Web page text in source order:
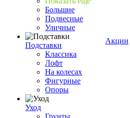
Большие
Подвесные
Уличные
Подставки
Классика
Лофт
На колесах
Фигурные
Опоры
Уход
Грунты
Акции